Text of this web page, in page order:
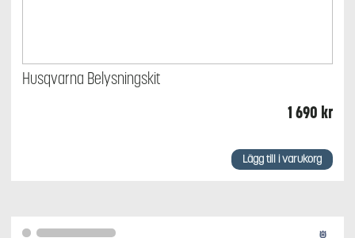
Husqvarna Belysningskit
1 690 kr
Lägg till i varukorg